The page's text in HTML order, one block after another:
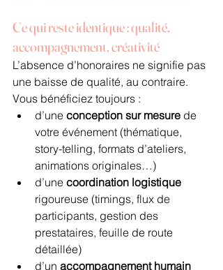
Ce qui reste identique : qualité,
accompagnement, créativité
L’absence d’honoraires ne signifie pas
une baisse de qualité, au contraire.
Vous bénéficiez toujours :
d’une conception sur mesure de
votre événement (thématique,
story-telling, formats d’ateliers,
animations originales…)
d’une coordination logistique
rigoureuse (timings, flux de
participants, gestion des
prestataires, feuille de route
détaillée)
d’un accompagnement humain